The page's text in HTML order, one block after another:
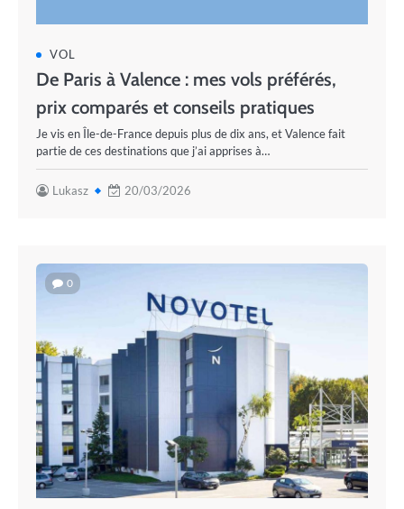
VOL
De Paris à Valence : mes vols préférés,
prix comparés et conseils pratiques
Je vis en Île-de-France depuis plus de dix ans, et Valence fait
partie de ces destinations que j’ai apprises à…
Lukasz 20/03/2026
0